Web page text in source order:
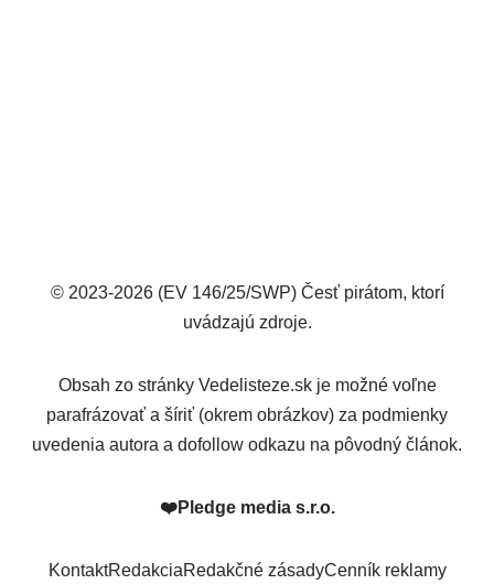
© 2023-2026 (EV 146/25/SWP) Česť pirátom, ktorí
uvádzajú zdroje.
Obsah zo stránky Vedelisteze.sk je možné voľne
parafrázovať a šíriť (okrem obrázkov) za podmienky
uvedenia autora a dofollow odkazu na pôvodný článok.
❤️Pledge media s.r.o.
KontaktRedakciaRedakčné zásadyCenník reklamy